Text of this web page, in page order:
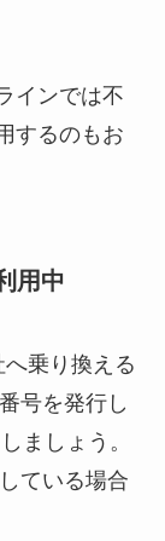
インでは不
するのもお
用中
乗り換える
号を発行し
ましょう。
ている場合